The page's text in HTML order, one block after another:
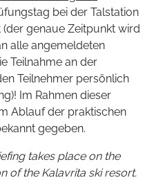
bei der Talstation
genaue Zeitpunkt wird
alle angemeldeten
Teilnahme an der
Teilnehmer persönlich
Im Rahmen dieser
Ablauf der praktischen
gegeben.
takes place on the
of the Kalavrita ski resort.